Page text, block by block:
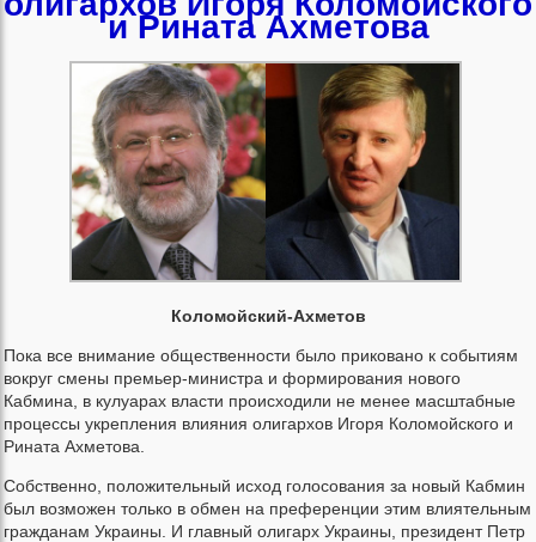
и Рината Ахметова
Коломойский-Ахметов
Пока все внимание общественности было приковано к событиям
вокруг смены премьер-министра и формирования нового
Кабмина, в кулуарах власти происходили не менее масштабные
процессы укрепления влияния олигархов Игоря Коломойского и
Рината Ахметова.
Собственно, положительный исход голосования за новый Кабмин
был возможен только в обмен на преференции этим влиятельным
гражданам Украины. И главный олигарх Украины, президент Петр